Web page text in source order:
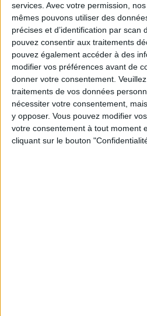
services. Avec votre permission,
mêmes pouvons utiliser des
précises et d’identification par scan
pouvez consentir aux traitements
pouvez également accéder à des
modifier vos préférences avant de
donner votre consentement.
traitements de vos données
nécessiter votre consentement,
y opposer. Vous pouvez modifier
votre consentement à tout moment
cliquant sur le bouton
ADOPT PARFUMS RÉVOLUTIONNE LA